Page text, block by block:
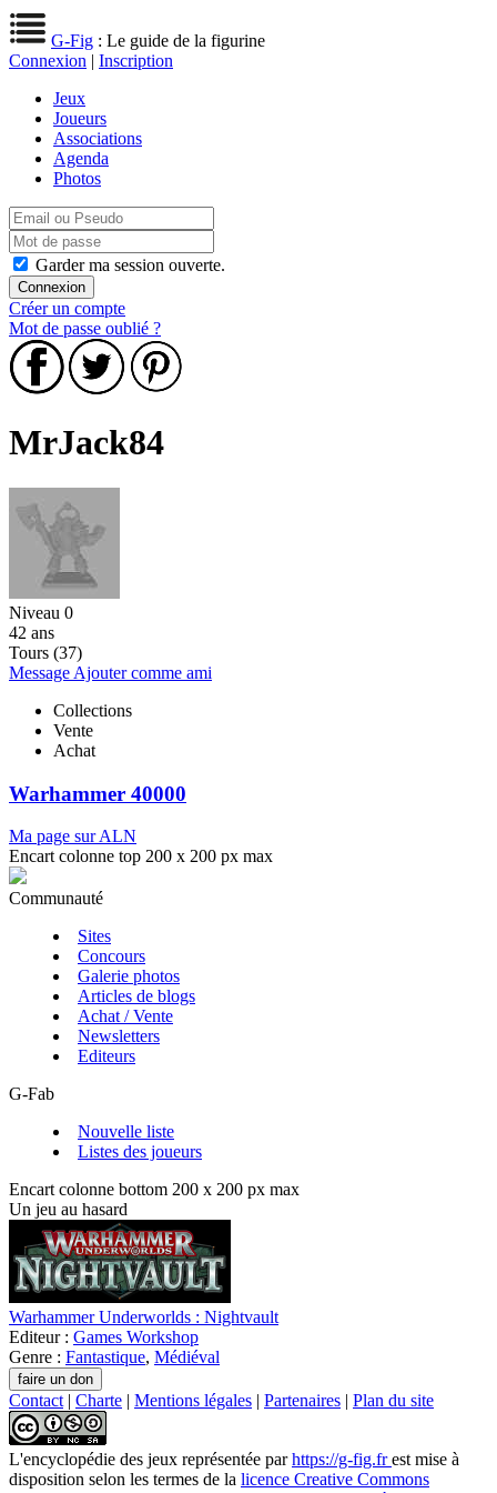
G-Fig : Le guide de la figurine
Connexion | Inscription
Jeux
Joueurs
Associations
Agenda
Photos
Garder ma session ouverte.
Créer un compte
Mot de passe oublié ?
MrJack84
Niveau 0
42 ans
Tours (37)
Message Ajouter comme ami
Collections
Vente
Achat
Warhammer 40000
Ma page sur ALN
Encart colonne top 200 x 200 px max
Communauté
Sites
Concours
Galerie photos
Articles de blogs
Achat / Vente
Newsletters
Editeurs
G-Fab
Nouvelle liste
Listes des joueurs
Encart colonne bottom 200 x 200 px max
Un jeu au hasard
Warhammer Underworlds : Nightvault
Editeur : Games Workshop
Genre : Fantastique, Médiéval
Contact | Charte | Mentions légales | Partenaires | Plan du site
L'encyclopédie des jeux représentée parhttps://g-fig.frest mise à
disposition selon les termes de la licence Creative Commons